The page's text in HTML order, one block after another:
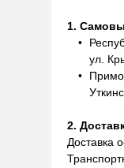
1.
ул.
2.
Доставка